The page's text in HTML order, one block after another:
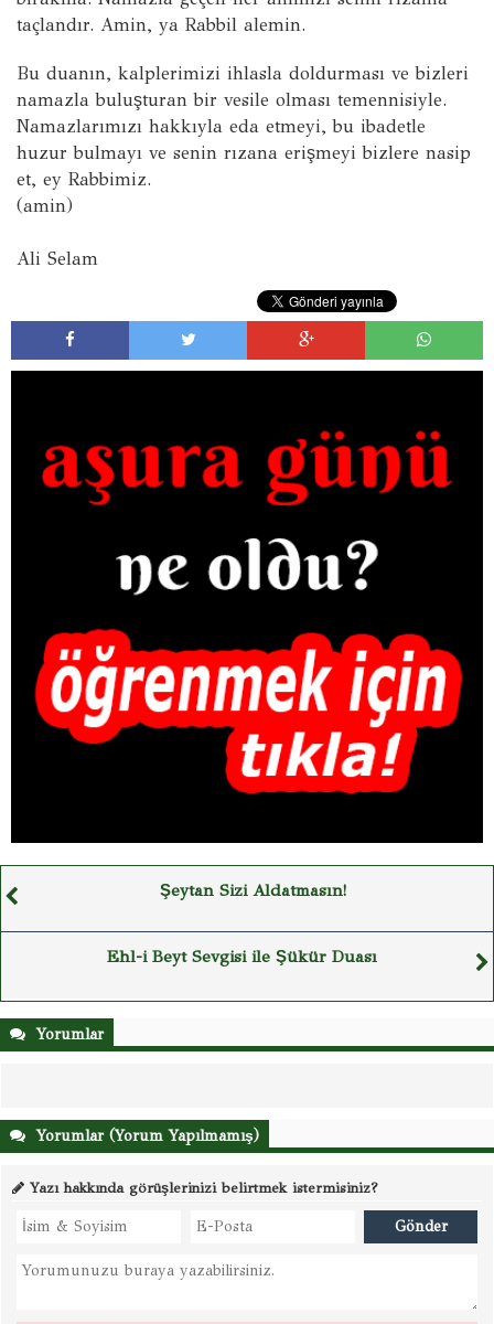
taçlandır. Amin, ya Rabbil alemin.
Bu duanın, kalplerimizi ihlasla doldurması ve bizleri
namazla buluşturan bir vesile olması temennisiyle.
Namazlarımızı hakkıyla eda etmeyi, bu ibadetle
huzur bulmayı ve senin rızana erişmeyi bizlere nasip
et, ey Rabbimiz.
(amin)
Ali Selam
Şeytan Sizi Aldatmasın!
Ehl-i Beyt Sevgisi ile Şükür Duası
Yorumlar
Yorumlar (Yorum Yapılmamış)
Yazı hakkında görüşlerinizi belirtmek istermisiniz?